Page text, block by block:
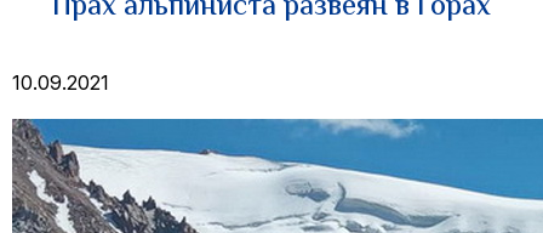
10.09.2021